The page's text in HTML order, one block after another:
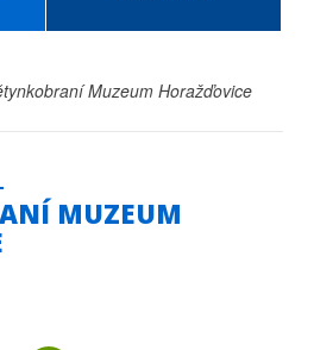
Muzeum Horažďovice
MUZEUM